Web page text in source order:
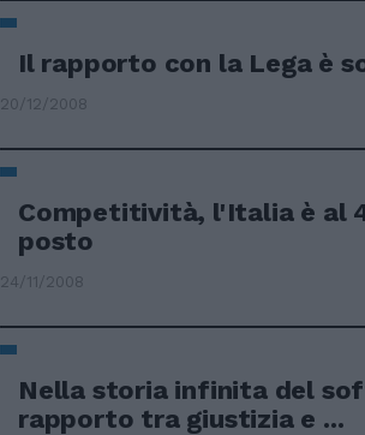
Il rapporto con la Lega è
20/12/2008
Competitività, l'Italia è al
posto
24/11/2008
Nella storia infinita del
rapporto tra giustizia e ...